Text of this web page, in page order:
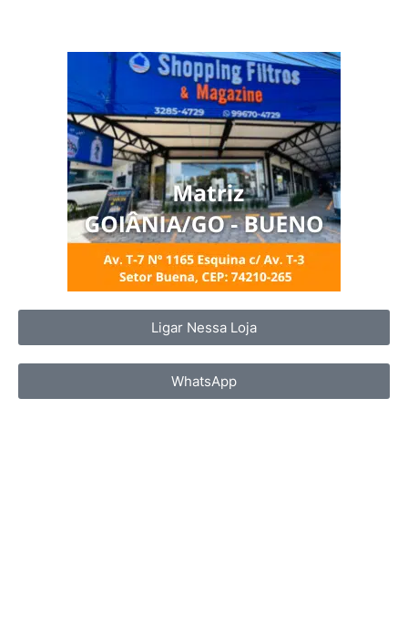
Ligar Nessa Loja
WhatsApp